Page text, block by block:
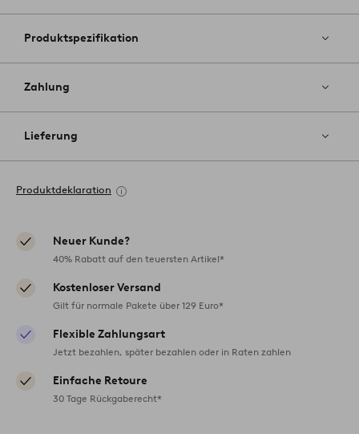
Produktspezifikation
Zahlung
Lieferung
Produktdeklaration
Neuer Kunde?
40% Rabatt auf den teuersten Artikel*
Kostenloser Versand
Gilt für normale Pakete über 129 Euro*
Flexible Zahlungsart
Jetzt bezahlen, später bezahlen oder in Raten zahlen
Einfache Retoure
30 Tage Rückgaberecht*